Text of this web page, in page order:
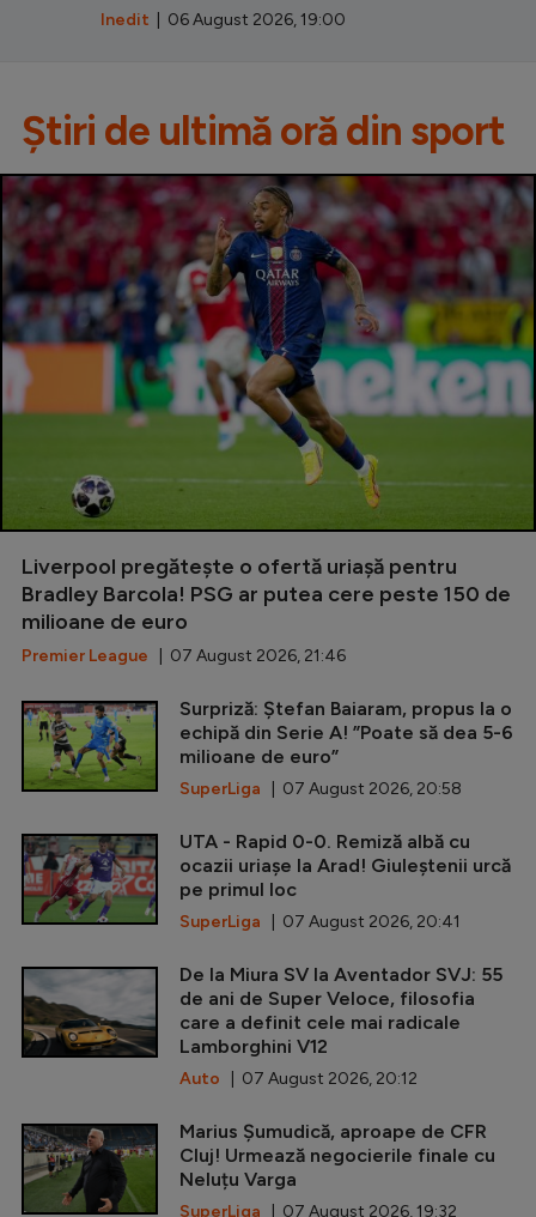
Inedit | 06 August 2026, 19:00
Știri de ultimă oră din sport
Liverpool pregătește o ofertă uriașă pentru
Bradley Barcola! PSG ar putea cere peste 150 de
milioane de euro
Premier League | 07 August 2026, 21:46
Surpriză: Ștefan Baiaram, propus la o
echipă din Serie A! ”Poate să dea 5-6
milioane de euro”
SuperLiga | 07 August 2026, 20:58
UTA - Rapid 0-0. Remiză albă cu
ocazii uriașe la Arad! Giuleștenii urcă
pe primul loc
SuperLiga | 07 August 2026, 20:41
De la Miura SV la Aventador SVJ: 55
de ani de Super Veloce, filosofia
care a definit cele mai radicale
Lamborghini V12
Auto | 07 August 2026, 20:12
Marius Șumudică, aproape de CFR
Cluj! Urmează negocierile finale cu
Neluțu Varga
SuperLiga | 07 August 2026, 19:32